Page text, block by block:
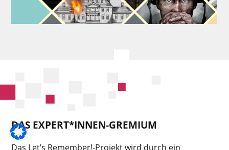
DAS EXPERT*INNEN-GREMIUM
Das Let’s Remember!-Projekt wird durch ein